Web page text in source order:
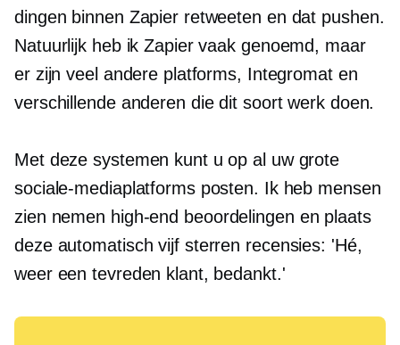
dingen binnen Zapier retweeten en dat pushen.
Natuurlijk heb ik Zapier vaak genoemd, maar
er zijn veel andere platforms, Integromat en
verschillende anderen die dit soort werk doen.
Met deze systemen kunt u op al uw grote
sociale-mediaplatforms posten. Ik heb mensen
zien nemen high-end beoordelingen en plaats
deze automatischvijf sterren recensies: 'Hé,
weer een tevreden klant, bedankt.'